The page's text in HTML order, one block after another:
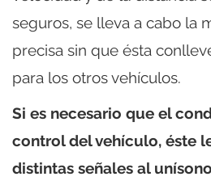
seguros, se lleva a cabo la
precisa sin que ésta
para los otros vehículos.
Si es necesario que el
control del vehículo, éste
distintas señales al